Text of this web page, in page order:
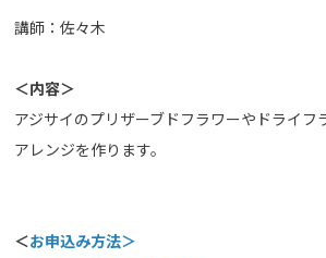
講師：佐々木
＜内容＞
アジサイのプリザーブドフラワーやドライフ
アレンジを作ります。
＜お申込み方法＞